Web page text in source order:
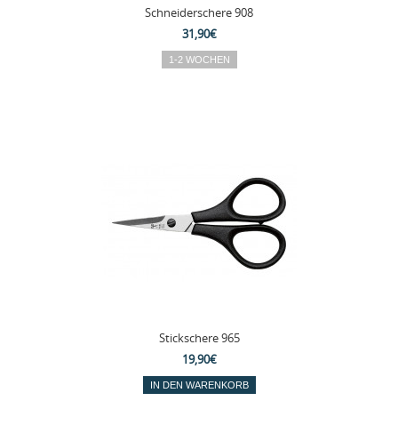
Schneiderschere 908
31,90€
Stickschere 965
19,90€